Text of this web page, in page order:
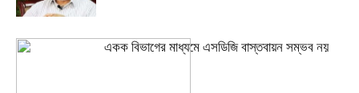
একক বিভাগের মাধ্যমে এসডিজি বাস্তবায়ন সম্ভব নয়